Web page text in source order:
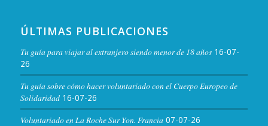
ÚLTIMAS PUBLICACIONES
Tu guía para viajar al extranjero siendo menor de 18 años 16-07-
26
Tu guía sobre cómo hacer voluntariado con el Cuerpo Europeo de
Solidaridad 16-07-26
Voluntariado en La Roche Sur Yon. Francia 07-07-26